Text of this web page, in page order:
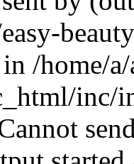
/home/
inc/